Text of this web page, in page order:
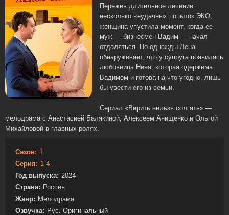
Пережив длительное лечение
несколько неудачных попыток ЭКО,
женщина упустила момент, когда ее
муж — бизнесмен Вадим — начал
отдаляться. Но однажды Лена
обнаруживает, что у супруга появилась
любовница Нина, которая одержима
Вадимом и готова на что угодно, лишь
бы увести его из семьи.
Сериал «Верить нельзя солгать» —
мелодрама с Анастасией Балякиной, Алексеем Анищенко и Ольгой
Михайловой в главных ролях.
Сезон: 1
Серия: 1-4
Год выпуска: 2024
Страна: Россия
Жанр: Мелодрама
Озвучка: Рус. Оригинальный